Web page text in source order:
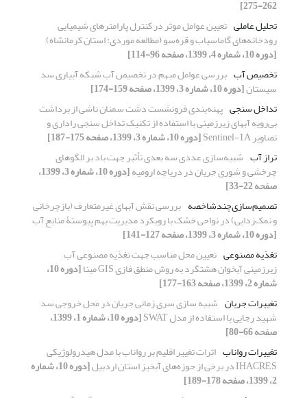
262-275]
تحلیل عاملی تعیین عوامل موثر در کنترل پارامترهای شیمیایی
رودخانه‌‎های گاماسیاب و قره‌سو (مطالعه موردی: استان کرمانشاه)
[دوره 10، شماره 4، 1399، صفحه 96-114]
تخصیص آب بررسی عوامل مبهم در تخصیص آب شبکه آبیاری سد
سیستان[دوره 10، شماره 3، 1399، صفحه 159-174]
تداخل سنجی پهنه‌بندی فرونشست دشت سمنان ناشی از برداشت
بی‌رویه آبهای زیرزمینی با استفاده از تکنیک تداخل سنجی راداری و
تصاویر Sentinel-1A
[دوره 10، شماره 3، 1399، صفحه 175-187]
تراز آب شبیه‌سازی عددی سه بعدی تأثیر جهت باد بر الگوهای
چرخشی و شوری جریان در دریاچه ارومیه [دوره 10، شماره 3، 1399،
صفحه 22-33]
تصمیم‌سازی‌چند‌شاخصه بررسی نقش آبهای غیرمتعارف (بازچرخانی
و نمک‌زدایی) در نواحی خشک با رویکرد مدیریت‌ بهم‌ پیوستۀ منابع آب
[دوره 10، شماره 3، 1399، صفحه 127-141]
تغذیه مصنوعی تعیین محل مناسب جهت تغذیه مصنوعی آب
زیرزمینی آبخوان هشتگرد به روش منطق فازی GIS مبنا [دوره 10،
شماره 2، 1399، صفحه 163-177]
تغییرات جریان شبیه سازی سری زمانی جریان در محل خروجی سد
شهید رجایی با استفاده از مدل SWAT [دوره 10، شماره 1، 1399،
صفحه 66-80]
تغییرات رواناب اثرات تغییر اقلیم بر رواناب با مدل هیدرولوژیکی
IHACRES در برخی از حوزه‌های آبخیز استان اردبیل [دوره 10، شماره
2، 1399، صفحه 178-189]